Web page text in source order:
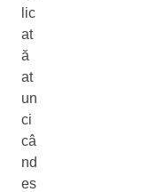
lic
at
ă
at
un
ci
câ
nd
es